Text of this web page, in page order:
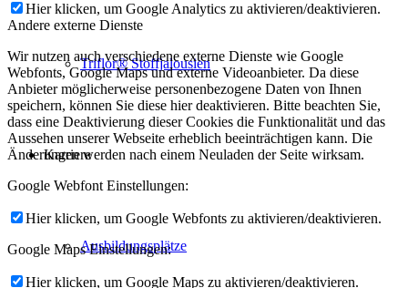
Triflor® Stoffjalousien
Karriere
Ausbildungsplätze
Hier klicken, um Google Analytics zu aktivieren/deaktivieren.
Andere externe Dienste
Wir nutzen auch verschiedene externe Dienste wie Google
Webfonts, Google Maps und externe Videoanbieter. Da diese
Anbieter möglicherweise personenbezogene Daten von Ihnen
speichern, können Sie diese hier deaktivieren. Bitte beachten Sie,
dass eine Deaktivierung dieser Cookies die Funktionalität und das
Aussehen unserer Webseite erheblich beeinträchtigen kann. Die
Änderungen werden nach einem Neuladen der Seite wirksam.
Google Webfont Einstellungen:
Hier klicken, um Google Webfonts zu aktivieren/deaktivieren.
Google Maps Einstellungen:
Hier klicken, um Google Maps zu aktivieren/deaktivieren.